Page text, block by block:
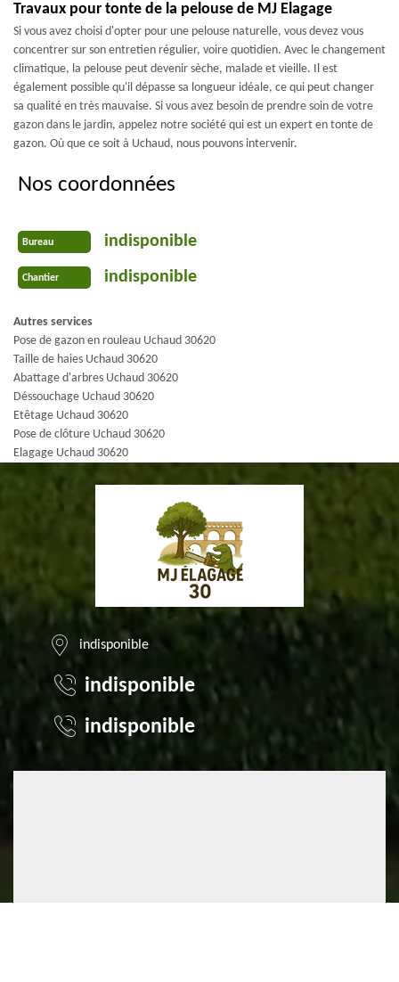
Travaux pour tonte de la pelouse de MJ Elagage
Si vous avez choisi d'opter pour une pelouse naturelle, vous devez vous
concentrer sur son entretien régulier, voire quotidien. Avec le changement
climatique, la pelouse peut devenir sèche, malade et vieille. Il est
également possible qu'il dépasse sa longueur idéale, ce qui peut changer
sa qualité en très mauvaise. Si vous avez besoin de prendre soin de votre
gazon dans le jardin, appelez notre société qui est un expert en tonte de
gazon. Où que ce soit à Uchaud, nous pouvons intervenir.
Nos coordonnées
Bureau indisponible
Chantier indisponible
Autres services
Pose de gazon en rouleau Uchaud 30620
Taille de haies Uchaud 30620
Abattage d'arbres Uchaud 30620
Déssouchage Uchaud 30620
Etêtage Uchaud 30620
Pose de clôture Uchaud 30620
Elagage Uchaud 30620
indisponible
indisponible
indisponible